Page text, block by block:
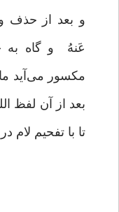
و بعد از حذف
عَنهُ و گاه به
مکسور می‌آید
بعد از آن لفظ
تا با تفحیم لام